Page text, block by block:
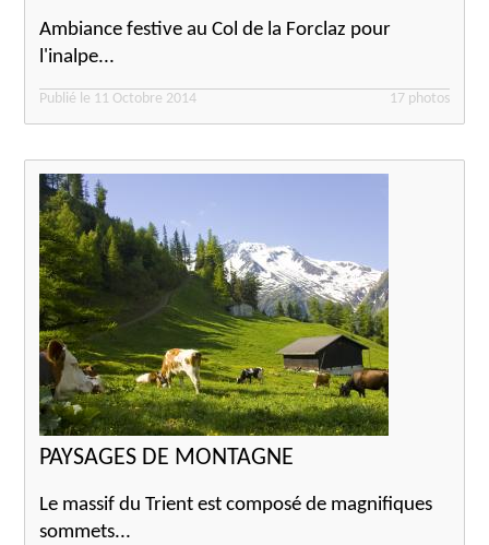
Ambiance festive au Col de la Forclaz pour
l'inalpe...
Publié le 11 Octobre 2014 17 photos
PAYSAGES DE MONTAGNE
Le massif du Trient est composé de magnifiques
sommets...